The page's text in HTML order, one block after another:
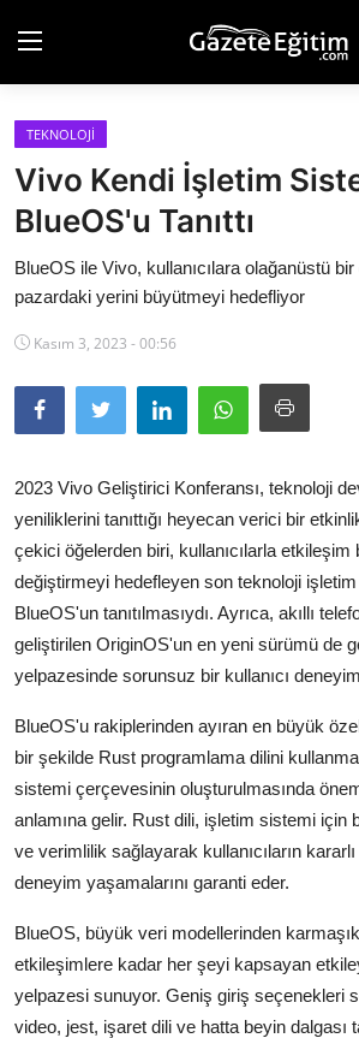
Anasayfa
Hakkımızda
İletişim
Gündem
Ekonomi
Televizyon
TEKNOLOJI
Vivo Kendi İşletim
BlueOS'u Tanıttı
BlueOS ile Vivo, kullanıcılara olağanüstü
pazardaki yerini büyütmeyi hedefliyor
Kasım 3, 2023 - 00:56
2023 Vivo Geliştirici Konferansı, teknoloji
yeniliklerini tanıttığı heyecan verici bir
çekici öğelerden biri, kullanıcılarla
değiştirmeyi hedefleyen son teknoloji
BlueOS'un tanıtılmasıydı. Ayrıca, akıllı
geliştirilen OriginOS'un en yeni sürümü de
yelpazesinde sorunsuz bir kullanıcı
BlueOS'u rakiplerinden ayıran en büyük
bir şekilde Rust programlama dilini
sistemi çerçevesinin oluşturulmasında
anlamına gelir. Rust dili, işletim sistemi için
ve verimlilik sağlayarak kullanıcıların
deneyim yaşamalarını garanti eder.
BlueOS, büyük veri modellerinden
etkileşimlere kadar her şeyi kapsayan
yelpazesi sunuyor. Geniş giriş seçenekleri
video, jest, işaret dili ve hatta beyin dalgası